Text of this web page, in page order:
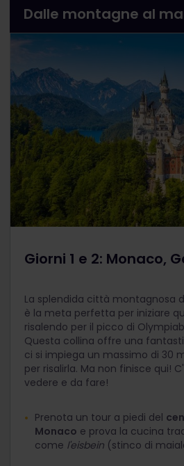
Dalle montagne al
Giorni 1 e 2: Monaco,
La splendida città montagnosa
è la meta perfetta per iniziare
risalendo per il picco di
Questa collina offre una
ci si impiega un massimo di 30
per risalirla. Ma non finisce qui!
vedere e da fare!
Prenota un tour a piedi del
Monaco e prova la cucina
come l'eisbein (stinco di